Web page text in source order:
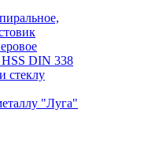
DIN 338
стеклу
"Луга"